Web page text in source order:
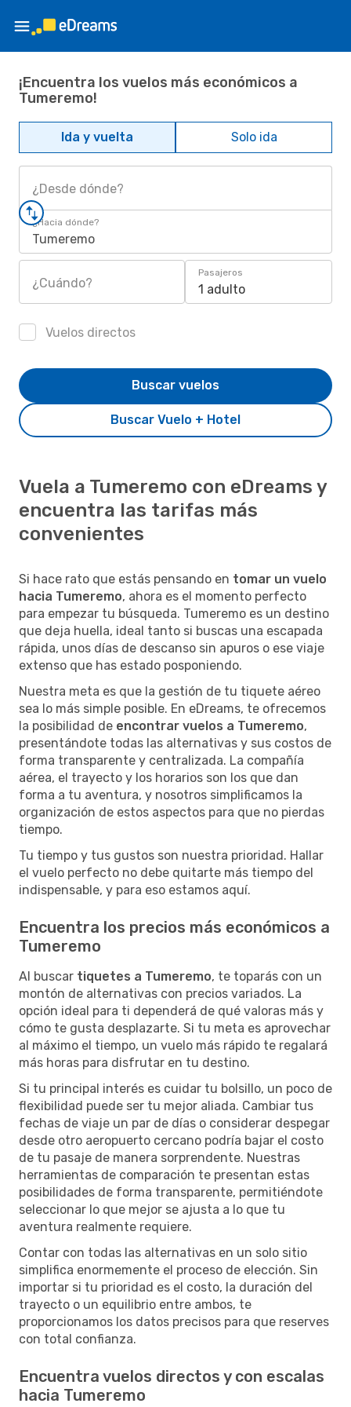
¡Encuentra los vuelos más económicos a
Tumeremo!
Ida y vuelta Solo ida
¿Desde dónde?
¿Hacia dónde?
Tumeremo
¿Cuándo?
Pasajeros
1 adulto
Vuelos directos
Buscar Vuelo + Hotel
Buscar vuelos
Vuela a Tumeremo con eDreams y
encuentra las tarifas más
convenientes
Si hace rato que estás pensando en tomar un vuelo
hacia Tumeremo, ahora es el momento perfecto
para empezar tu búsqueda. Tumeremo es un destino
que deja huella, ideal tanto si buscas una escapada
rápida, unos días de descanso sin apuros o ese viaje
extenso que has estado posponiendo.
Nuestra meta es que la gestión de tu tiquete aéreo
sea lo más simple posible. En eDreams, te ofrecemos
la posibilidad de encontrar vuelos a Tumeremo,
presentándote todas las alternativas y sus costos de
forma transparente y centralizada. La compañía
aérea, el trayecto y los horarios son los que dan
forma a tu aventura, y nosotros simplificamos la
organización de estos aspectos para que no pierdas
tiempo.
Tu tiempo y tus gustos son nuestra prioridad. Hallar
el vuelo perfecto no debe quitarte más tiempo del
indispensable, y para eso estamos aquí.
Encuentra los precios más económicos a
Tumeremo
Al buscar tiquetes a Tumeremo, te toparás con un
montón de alternativas con precios variados. La
opción ideal para ti dependerá de qué valoras más y
cómo te gusta desplazarte. Si tu meta es aprovechar
al máximo el tiempo, un vuelo más rápido te regalará
más horas para disfrutar en tu destino.
Si tu principal interés es cuidar tu bolsillo, un poco de
flexibilidad puede ser tu mejor aliada. Cambiar tus
fechas de viaje un par de días o considerar despegar
desde otro aeropuerto cercano podría bajar el costo
de tu pasaje de manera sorprendente. Nuestras
herramientas de comparación te presentan estas
posibilidades de forma transparente, permitiéndote
seleccionar lo que mejor se ajusta a lo que tu
aventura realmente requiere.
Contar con todas las alternativas en un solo sitio
simplifica enormemente el proceso de elección. Sin
importar si tu prioridad es el costo, la duración del
trayecto o un equilibrio entre ambos, te
proporcionamos los datos precisos para que reserves
con total confianza.
Encuentra vuelos directos y con escalas
hacia Tumeremo